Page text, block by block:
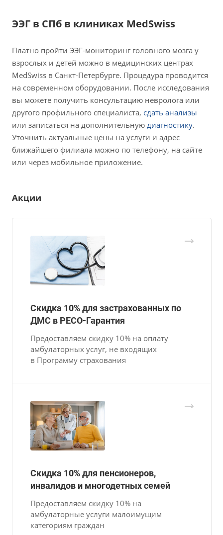
ЭЭГ в СПб в клиниках MedSwiss
Платно пройти ЭЭГ-мониторинг головного мозга у
взрослых и детей можно в медицинских центрах
MedSwiss в Санкт-Петербурге. Процедура проводится
на современном оборудовании. После исследования
вы можете получить консультацию невролога или
другого профильного специалиста, сдать анализы
или записаться на дополнительную диагностику.
Уточнить актуальные цены на услуги и адрес
ближайшего филиала можно по телефону, на сайте
или через мобильное приложение.
Акции
Скидка 10% для застрахованных по
ДМС в РЕСО-Гарантия
Предоставляем скидку 10% на оплату
амбулаторных услуг, не входящих
в Программу страхования
Скидка 10% для пенсионеров,
инвалидов и многодетных семей
Предоставляем cкидку 10% на
амбулаторные услуги малоимущим
категориям граждан